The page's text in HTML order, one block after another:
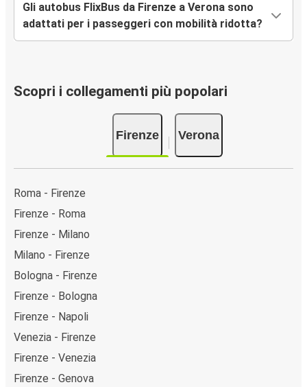
Gli autobus FlixBus da Firenze a Verona sono
adattati per i passeggeri con mobilità ridotta?
Scopri i collegamenti più popolari
Firenze Verona
Roma - Firenze
Firenze - Roma
Firenze - Milano
Milano - Firenze
Bologna - Firenze
Firenze - Bologna
Firenze - Napoli
Venezia - Firenze
Firenze - Venezia
Firenze - Genova